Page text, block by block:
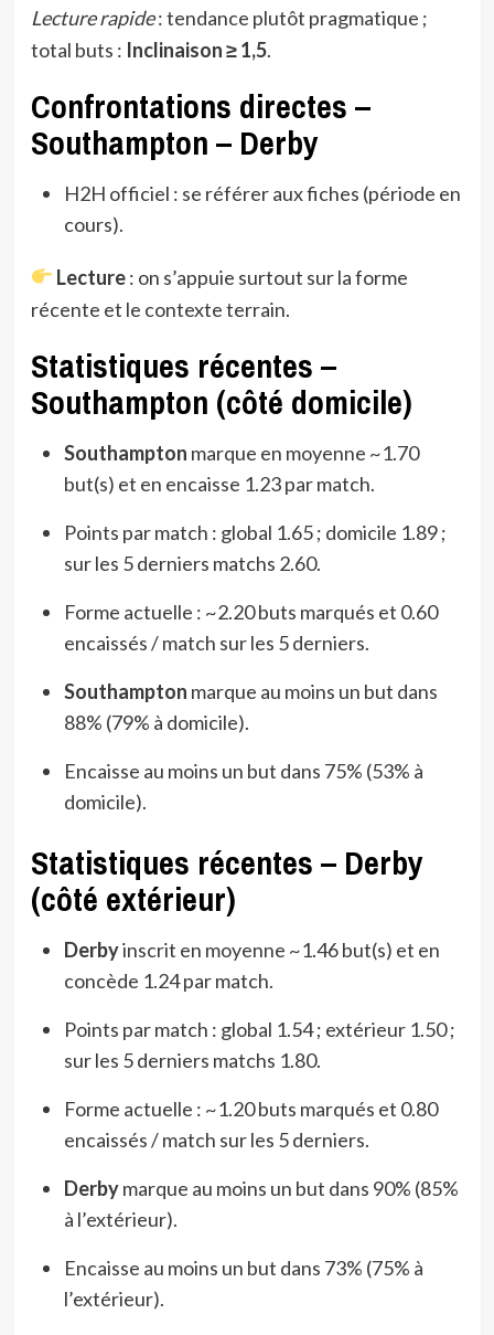
Lecture rapide: tendance plutôt pragmatique ;
total buts : Inclinaison ≥ 1,5.
Confrontations directes –
Southampton – Derby
H2H officiel : se référer aux fiches (période en
cours).
Lecture: on s’appuie surtout sur la forme
récente et le contexte terrain.
Statistiques récentes –
Southampton (côté domicile)
Southampton marque en moyenne ~1.70
but(s) et en encaisse 1.23 par match.
Points par match : global 1.65 ; domicile 1.89 ;
sur les 5 derniers matchs 2.60.
Forme actuelle : ~2.20 buts marqués et 0.60
encaissés / match sur les 5 derniers.
Southampton marque au moins un but dans
88% (79% à domicile).
Encaisse au moins un but dans 75% (53% à
domicile).
Statistiques récentes – Derby
(côté extérieur)
Derbyinscrit en moyenne ~1.46 but(s) et en
concède 1.24 par match.
Points par match : global 1.54 ; extérieur 1.50 ;
sur les 5 derniers matchs 1.80.
Forme actuelle : ~1.20 buts marqués et 0.80
encaissés / match sur les 5 derniers.
Derbymarque au moins un but dans 90% (85%
à l’extérieur).
Encaisse au moins un but dans 73% (75% à
l’extérieur).